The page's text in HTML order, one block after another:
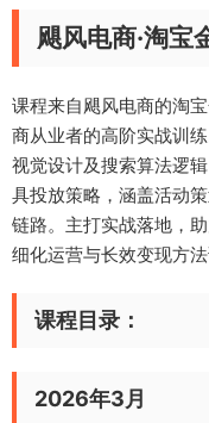
飓风电商·淘宝
课程来自飓风电商的淘
商从业者的高阶实战训
视觉设计及搜索算法逻
具投放策略，涵盖活动
链路。主打实战落地，
细化运营与长效变现方法
课程目录：
2026年3月